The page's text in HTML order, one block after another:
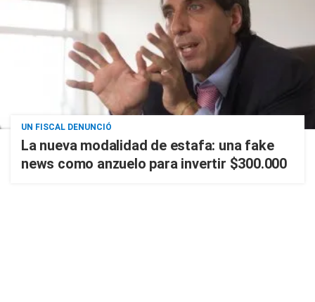
UN FISCAL DENUNCIÓ
La nueva modalidad de estafa: una fake
news como anzuelo para invertir $300.000